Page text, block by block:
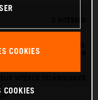
DE CARBURANT KEIHIN,
BOÎTIER PAPILLON 39 MM
COOKIES